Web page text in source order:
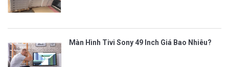
Màn Hình Tivi Sony 49 Inch Giá Bao Nhiêu?